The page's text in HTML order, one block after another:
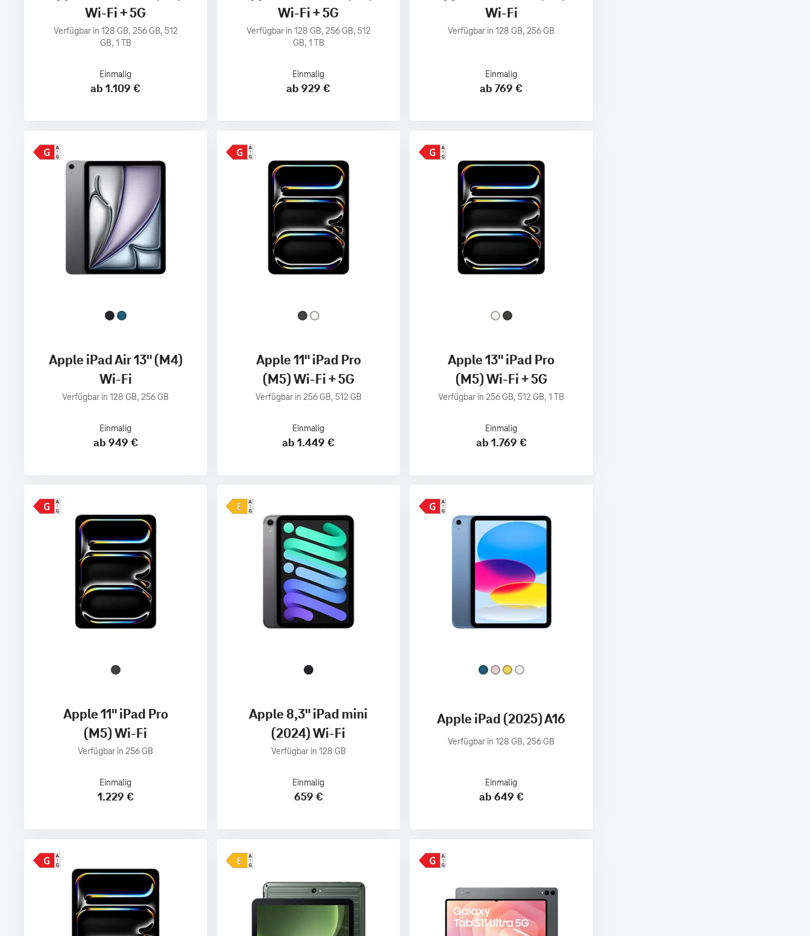
Wi-Fi + 5G
Verfügbar in 128 GB, 256 GB, 512
GB, 1 TB
Einmalig
ab 1.109 €
Wi-Fi + 5G
Verfügbar in 128 GB, 256 GB, 512
GB, 1 TB
Einmalig
ab 929 €
Wi-Fi
Verfügbar in 128 GB, 256 GB
Einmalig
ab 769 €
Apple iPad Air 13" (M4)
Wi-Fi
Verfügbar in 128 GB, 256 GB
Einmalig
ab 949 €
Apple 11" iPad Pro
(M5) Wi-Fi + 5G
Verfügbar in 256 GB, 512 GB
Einmalig
ab 1.449 €
Apple 13" iPad Pro
(M5) Wi-Fi + 5G
Verfügbar in 256 GB, 512 GB, 1 TB
Einmalig
ab 1.769 €
Apple 11" iPad Pro
(M5) Wi-Fi
Verfügbar in 256 GB
Einmalig
1.229 €
Apple 8,3" iPad mini
(2024) Wi-Fi
Verfügbar in 128 GB
Einmalig
659 €
Apple iPad (2025) A16
Verfügbar in 128 GB, 256 GB
Einmalig
ab 649 €